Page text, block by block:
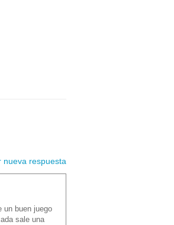
nueva respuesta
un buen juego
sale una